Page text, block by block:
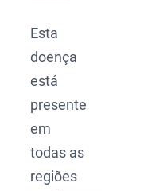
Esta
doença
está
presente
em
todas as
regiões